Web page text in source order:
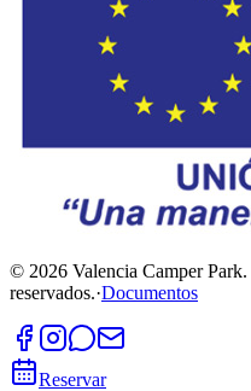
© 2026 Valencia Camper Park.
reservados.·Documentos
Reservar